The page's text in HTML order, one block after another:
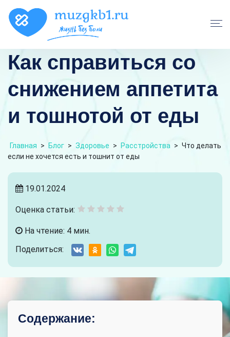
Как справиться со
снижением аппетита
и тошнотой от еды
Главная > Блог > Здоровье > Расстройства > Что делать
если не хочется есть и тошнит от еды
19.01.2024
Оценка статьи:
На чтение: 4 мин.
Поделиться:
Содержание: